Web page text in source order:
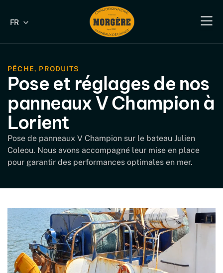
FR
EN
PÊCHE, PRODUITS
Pose et réglages de nos
panneaux V Champion à
Lorient
Pose de panneaux V Champion sur le bateau Julien
Coleou. Nous avons accompagné leur mise en place
pour garantir des performances optimales en mer.